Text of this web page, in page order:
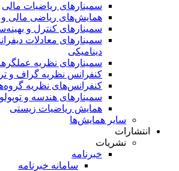
سمینار‌های ریاضیات مالی
همایش‌های ریاضی مالی و
سمینارهای کنترل و
سمینارهای معادلات
دینامیکی
سمینار‌های نظریه
کنفرانس نظریه گراف و
کنفرانس‌های نظریه
سمینار‌های هندسه و
همایش ریاضیات زیستی
سایر همایش‌ها
انتشارات
نشریات
خبرنامه
سامانه خبرنامه